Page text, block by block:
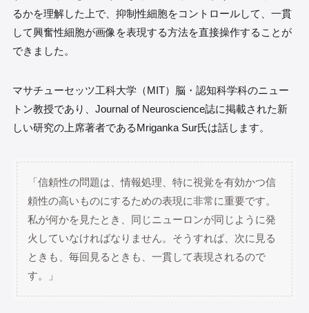
るかを理解した上で、抑制性細胞をコントロールして、一貫
して興奮性細胞が画像を表現する方法を直接操作することが
できました。
マサチューセッツ工科大学（MIT）脳・認知科学科のニュー
トン教授であり、Journal of Neuroscience誌に掲載された新
しい研究の上席著者であるMriganka Sur氏は話します。
「信頼性の問題は、情報処理、特に視覚を有効かつ信
頼性の高いものにするための表現に非常に重要です。
私が何かを見たとき、同じニューロンが同じように発
火していなければなりません。そうすれば、次に見る
ときも、毎回見るときも、一貫して表現されるので
す。」